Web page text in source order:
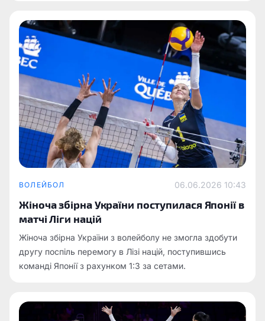
ВОЛЕЙБОЛ 06.06.2026 10:43
Жіноча збірна України поступилася Японії в
матчі Ліги націй
Жіноча збірна України з волейболу не змогла здобути
другу поспіль перемогу в Лізі націй, поступившись
команді Японії з рахунком 1:3 за сетами.